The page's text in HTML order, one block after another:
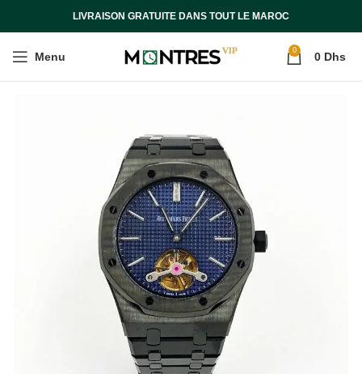
LIVRAISON GRATUITE DANS TOUT LE MAROC
Menu 0 0 Dhs